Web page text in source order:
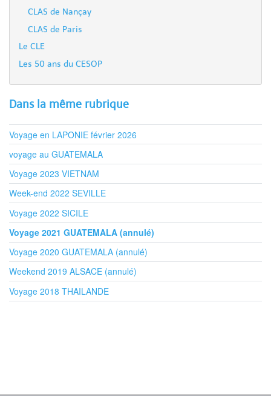
CLAS de Nançay
CLAS de Paris
Le CLE
Les 50 ans du CESOP
Dans la même rubrique
Voyage en LAPONIE février 2026
voyage au GUATEMALA
Voyage 2023 VIETNAM
Week-end 2022 SEVILLE
Voyage 2022 SICILE
Voyage 2021 GUATEMALA (annulé)
Voyage 2020 GUATEMALA (annulé)
Weekend 2019 ALSACE (annulé)
Voyage 2018 THAILANDE